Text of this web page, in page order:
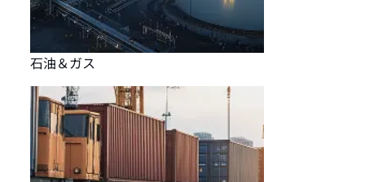
石油＆ガス